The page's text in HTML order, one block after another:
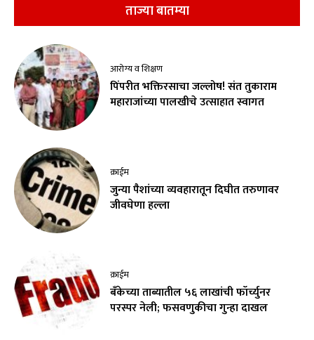
ताज्या बातम्या
आरोग्य व शिक्षण
पिंपरीत भक्तिरसाचा जल्लोष! संत तुकाराम
महाराजांच्या पालखीचे उत्साहात स्वागत
क्राईम
जुन्या पैशांच्या व्यवहारातून दिघीत तरुणावर
जीवघेणा हल्ला
क्राईम
बँकेच्या ताब्यातील ५६ लाखांची फॉर्च्युनर
परस्पर नेली; फसवणुकीचा गुन्हा दाखल